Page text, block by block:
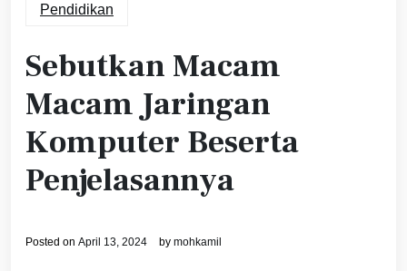
Pendidikan
Sebutkan Macam
Macam Jaringan
Komputer Beserta
Penjelasannya
Posted on April 13, 2024 by mohkamil